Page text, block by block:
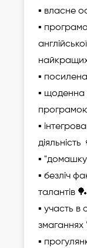
▪ власне
▪
найкращих
▪
▪ щоденна
▪
діяльність
▪
▪ безліч
талантів 🏓
▪ участь в
змаганнях
▪